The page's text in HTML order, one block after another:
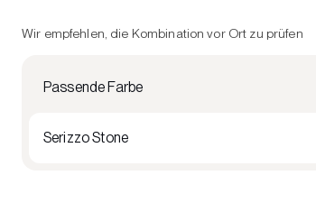
Wir empfehlen, die Kombination vor Ort zu prüfen
Passende Farbe
Serizzo Stone